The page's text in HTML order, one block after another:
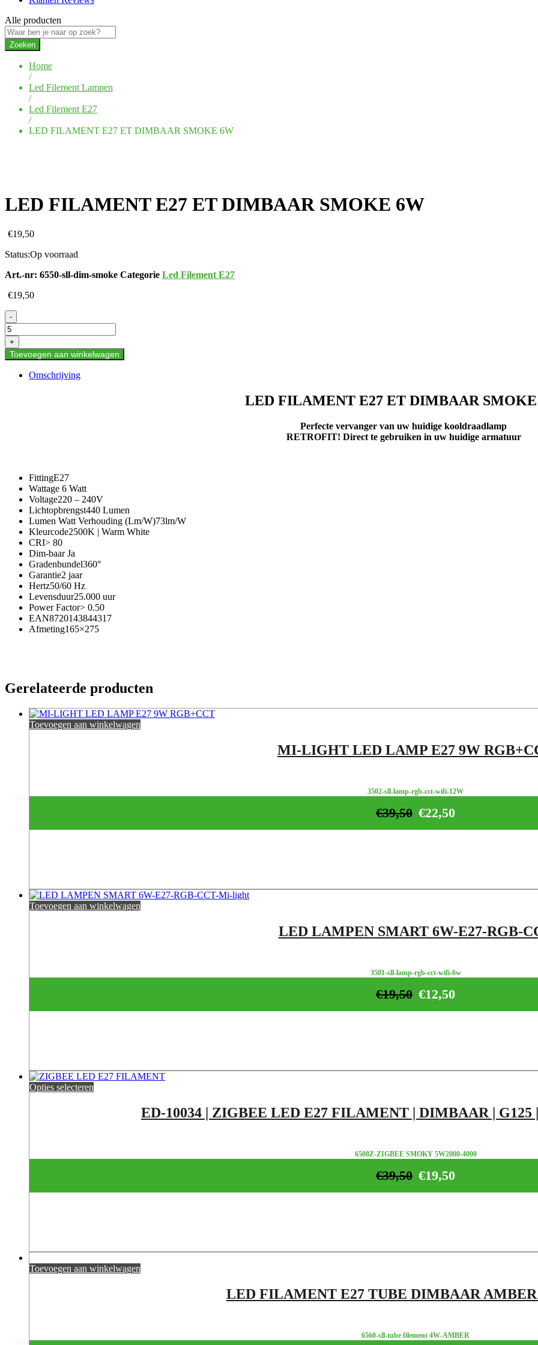
Alle producten
Zoeken
Home
/
Led Filement Lampen
/
Led Filement E27
/
LED FILAMENT E27 ET DIMBAAR SMOKE 6W
LED FILAMENT E27 ET DIMBAAR SMOKE 6W
€19,50
Status:Op voorraad
Art.-nr: 6550-sll-dim-smoke Categorie Led Filement E27
€19,50
LED
FILAMENT
E27
ET
DIMBAAR
-
+
Toevoegen aan winkelwagen
Omschrijving
LED FILAMENT E27 ET DIMBAAR
Perfecte vervanger van uw huidige kooldraadlamp
RETROFIT! Direct te gebruiken in uw huidige armatuur
FittingE27
Wattage 6 Watt
Voltage220 – 240V
Lichtopbrengst440 Lumen
Lumen Watt Verhouding (Lm/W)73lm/W
Kleurcode2500K | Warm White
CRI> 80
Dim-baar Ja
Gradenbundel360°
Garantie2 jaar
Hertz50/60 Hz
Levensduur25.000 uur
Power Factor> 0.50
EAN8720143844317
Afmeting165×275
Gerelateerde producten
Toevoegen aan winkelwagen
MI-LIGHT LED LAMP E27 9W
3502-sll-lamp-rgb-cct-wifi-12W
€22,50
€39,50
Toevoegen aan winkelwagen
LED LAMPEN SMART 6W-E27-RGB-
3501-sll-lamp-rgb-cct-wifi-6w
€12,50
€19,50
Opties selecteren
ED-10034 | ZIGBEE LED E27 FILAMENT | DIMBAAR | G125
6508Z-ZIGBEE SMOKY 5W2000-4000
€19,50
€39,50
Toevoegen aan winkelwagen
LED FILAMENT E27 TUBE DIMBAAR
6560-sll-tube filement 4W-AMBER